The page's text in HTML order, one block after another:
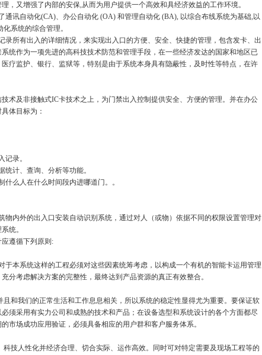
，又增强了内部的安保,从而为用户提供一个高效和具经济效益的工作环境。
讯自动化(CA)、办公自动化 (OA) 和管理自动化 (BA), 以综合布线系统为基础,以
系统的综合管理。
所有出入的详细情况，来实现出入口的方便、安全、快捷的管理，包含发卡、出
统作为一项先进的高科技技术防范和管理手段，在一些经济发达的国家和地区已
疗监护、银行、监狱等，特别是由于系统本身具有隐蔽性，及时性等特点，在许
术及非接触式IC卡技术之上，为门禁出入控制提供安全、方便的管理。并在办公
体目标为：
记录。
统计、查询、分析等功能。
么人在什么时间段内进哪道门。。
内外的出入口安装自动识别系统，通过对人（或物）依据不同的权限设置管理对
统。
遵循下列原则:
本系统这样的工程必须对这些因素统筹考虑，以构成一个有机的智能卡运用管理
分考虑解决方案的完整性，最终达到产品资源的真正有效整合。
和我们的正常生活和工作息息相关，所以系统的稳定性显得尤为重要。要保证软
须采用有实力公司和成熟的技术和产品；在设备选型和系统设计的各个方面都尽
市场成功应用验证，必须具备相应的用户群和客户服务体系。
技人性化并经济合理、切合实际、运作高效。同时可对特定需要及现场工程等的